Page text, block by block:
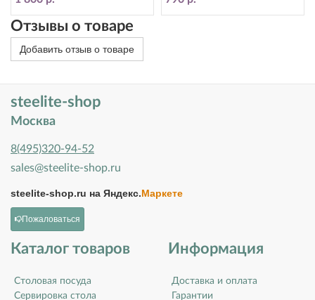
Отзывы о товаре
Добавить отзыв о товаре
steelite-shop
Москва
8(495)320-94-52
sales@steelite-shop.ru
steelite-shop.ru на Яндекс.Маркете
Пожаловаться
Каталог товаров
Столовая посуда
Сервировка стола
Информация
Доставка и оплата
Гарантии